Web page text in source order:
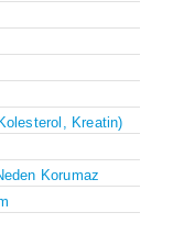
Kreatin)
Korumaz